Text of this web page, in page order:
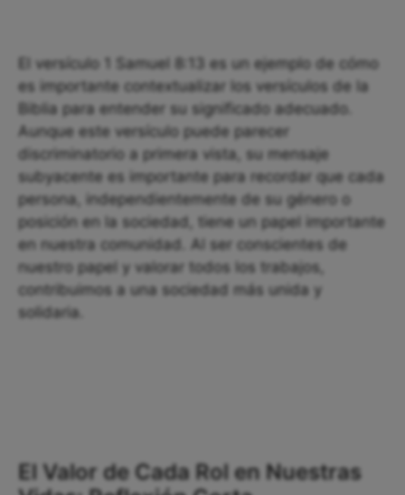
El versículo 1 Samuel 8:13 es un ejemplo de cómo
es importante contextualizar los versículos de la
Biblia para entender su significado adecuado.
Aunque este versículo puede parecer
discriminatorio a primera vista, su mensaje
subyacente es importante para recordar que cada
persona, independientemente de su género o
posición en la sociedad, tiene un papel importante
en nuestra comunidad. Al ser conscientes de
nuestro papel y valorar todos los trabajos,
contribuimos a una sociedad más unida y
solidaria.
El Valor de Cada Rol en Nuestras